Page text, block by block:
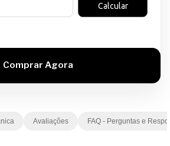
Calcular
Avaliações FAQ - Perguntas e